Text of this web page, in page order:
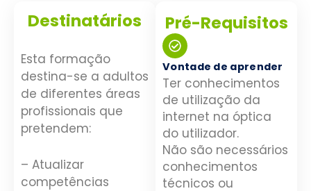
Destinatários
Esta formação
destina-se a adultos
de diferentes áreas
profissionais que
pretendem:
– Atualizar
competências
Pré-Requisitos
Vontade de aprender
Ter conhecimentos
de utilização da
internet na óptica
do utilizador.
Não são necessários
conhecimentos
técnicos ou